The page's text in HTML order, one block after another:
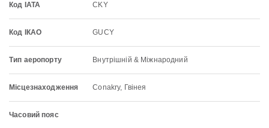
Код IATA CKY
Код ІКАО GUCY
Тип аеропорту Внутрішній & Міжнародний
Місцезнаходження Conakry, Гвінея
Часовий пояс